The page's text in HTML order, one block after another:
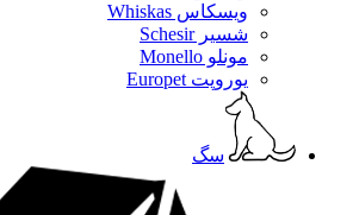
ویسکاس Whiskas
شسیر Schesir
مونلو Monello
یوروپت Europet
سگ